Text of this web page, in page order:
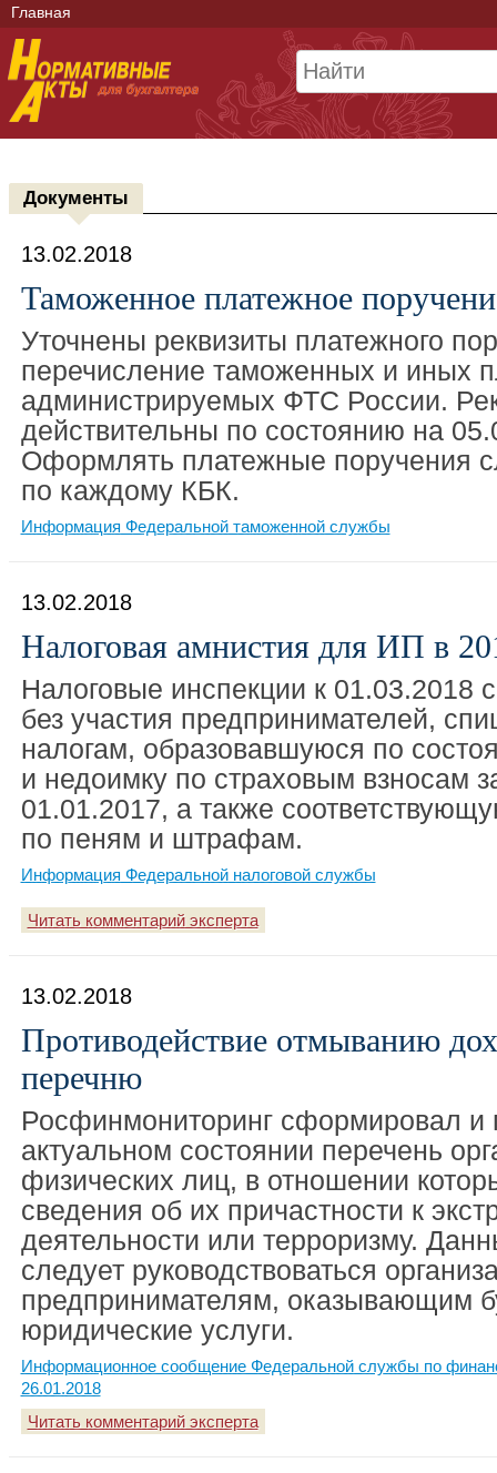
Главная
Документы
13.02.2018
Таможенное платежное
Уточнены реквизиты платежного
перечисление таможенных и иных
администрируемых ФТС России.
действительны по состоянию на
Оформлять платежные поручения
по каждому КБК.
Информация Федеральной таможенной службы
13.02.2018
Налоговая амнистия для ИП в
Налоговые инспекции к 01.03.2018
без участия предпринимателей,
налогам, образовавшуюся по
и недоимку по страховым взносам
01.01.2017, а также
по пеням и штрафам.
Информация Федеральной налоговой службы
Читать комментарий эксперта
13.02.2018
Противодействие отмыванию
перечню
Росфинмониторинг сформировал и
актуальном состоянии перечень
физических лиц, в отношении
сведения об их причастности к
деятельности или терроризму.
следует руководствоваться
предпринимателям, оказывающим
юридические услуги.
Информационное сообщение Федеральной службы по
26.01.2018
Читать комментарий эксперта